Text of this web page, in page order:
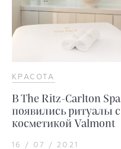
КРАСОТА
В The Ritz-Carlton Spa
появились ритуалы с
косметикой Valmont
16 / 07 / 2021